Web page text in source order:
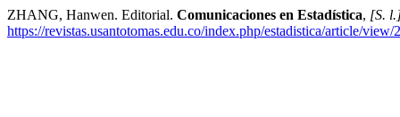
ZHANG, Hanwen. Editorial. Comunicaciones en Estadística, [S.
https://revistas.usantotomas.edu.co/index.php/estadistica/article/view/